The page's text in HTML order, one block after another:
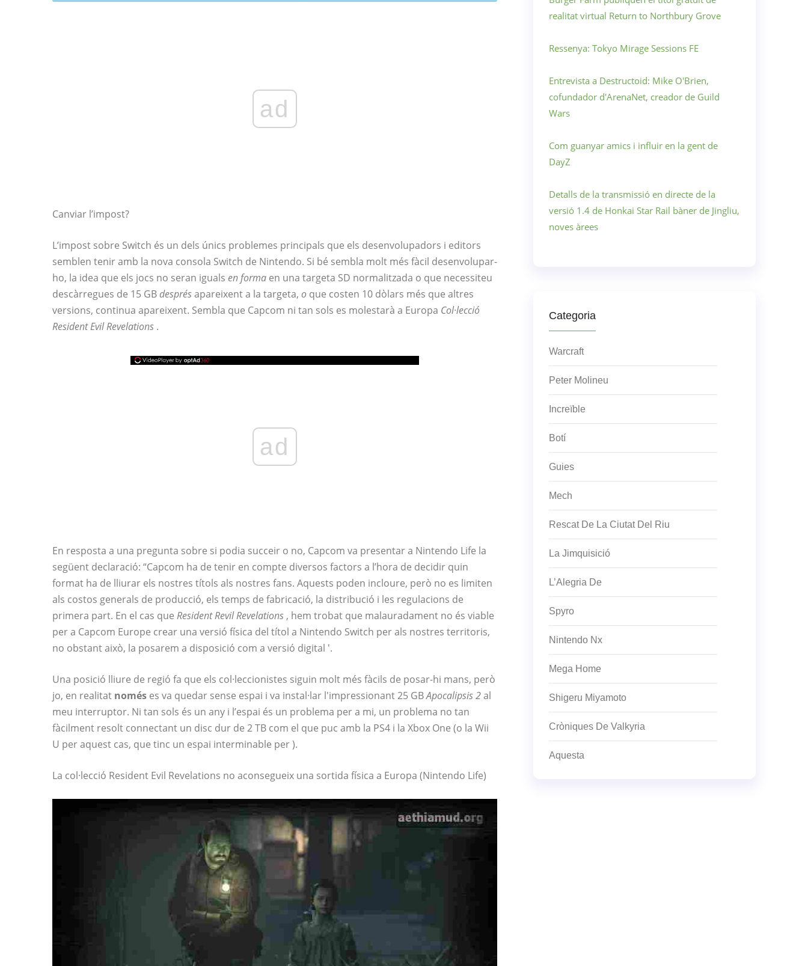
ad
Canviar l’impost?
L’impost sobre Switch és un dels únics problemes principals que els desenvolupadors i editors
semblen tenir amb la nova consola Switch de Nintendo. Si bé sembla molt més fàcil desenvolupar-
ho, la idea que els jocs no seran iguals en forma en una targeta SD normalitzada o que necessiteu
descàrregues de 15 GBdesprésapareixent a la targeta, o que costen 10 dòlars més que altres
versions, continua apareixent. Sembla que Capcom ni tan sols es molestarà a Europa Col·lecció
Resident Evil Revelations .
ad
En resposta a una pregunta sobre si podia succeir o no, Capcom va presentar a Nintendo Life la
següent declaració: “Capcom ha de tenir en compte diversos factors a l’hora de decidir quin
format ha de lliurar els nostres títols als nostres fans. Aquests poden incloure, però no es limiten
als costos generals de producció, els temps de fabricació, la distribució i les regulacions de
primera part. En el cas que Resident Revil Revelations , hem trobat que malauradament no és viable
per a Capcom Europe crear una versió física del títol a Nintendo Switch per als nostres territoris,
no obstant això, la posarem a disposició com a versió digital '.
Una posició lliure de regió fa que els col·leccionistes siguin molt més fàcils de posar-hi mans, però
jo, en realitat només es va quedar sense espai i va instal·lar l'impressionant 25 GBApocalipsis 2al
meu interruptor. Ni tan sols és un any i l’espai és un problema per a mi, un problema no tan
fàcilment resolt connectant un disc dur de 2 TB com el que puc amb la PS4 i la Xbox One (o la Wii
U per aquest cas, que tinc un espai interminable per ).
La col·lecció Resident Evil Revelations no aconsegueix una sortida física a Europa (Nintendo Life)
realitat virtual Return to Northbury Grove
Ressenya: Tokyo Mirage Sessions FE
Entrevista a Destructoid: Mike O'Brien,
cofundador d'ArenaNet, creador de Guild
Wars
Com guanyar amics i influir en la gent de
DayZ
Detalls de la transmissió en directe de la
versió 1.4 de Honkai Star Rail bàner de Jingliu,
noves àrees
Categoria
Warcraft
Peter Molineu
Increïble
Botí
Guies
Mech
Rescat De La Ciutat Del Riu
La Jimquisició
L’Alegria De
Spyro
Nintendo Nx
Mega Home
Shigeru Miyamoto
Cròniques De Valkyria
Aquesta